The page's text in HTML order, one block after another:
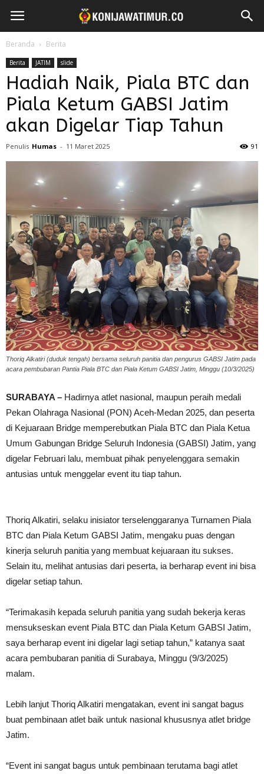
Beranda Berita
Berita JATIM slide
Hadiah Naik, Piala BTC dan
Piala Ketum GABSI Jatim
akan Digelar Tiap Tahun
Penulis Humas - 11 Maret 2025 91
Thoriq Alkatiri (duduk tengah) bersama seluruh panitia dan pengurus GABSI Jatim pada
acara pembubaran Pantia Piala BTC dan Piala Ketum GABSI Jatim, Minggu (10/3/2025)
SURABAYA – Hadirnya atlet nasional, maupun peraih medali
Pekan Olahraga Nasional (PON) Aceh-Medan 2025, dan peserta
di Kejuaraan Bridge memperebutkan Piala BTC dan Piala Ketua
Umum Gabungan Bridge Seluruh Indonesia (GABSI) Jatim, yang
digelar Februari lalu, membuat pihak penyelenggara semakin
antusias untuk menggelar event itu tiap tahun.
Thoriq Alkatiri, selaku inisiator terselenggaranya Turnamen Piala
BTC dan Piala Ketum GABSI Jatim, mengaku puas dengan
kinerja seluruh panitia yang membuat kejuaraan itu sukses.
Selain itu, melihat antusias dari peserta, ia berharap event ini bisa
digelar setiap tahun.
“Terimakasih kepada seluruh panitia yang sudah bekerja keras
mensukseskan event Piala BTC dan Piala Ketum GABSI Jatim,
saya berharap event ini digelar lagi setiap tahun,” katanya saat
acara pembubaran panitia di Surabaya, Minggu (9/3/2025)
malam.
Lebih lanjut Thoriq Alkatiri mengatakan, event ini sangat bagus
buat pembinaan atlet baik untuk nasional khususnya atlet bridge
Jatim.
“Event ini sangat bagus untuk pembinaan terutama bagi atlet